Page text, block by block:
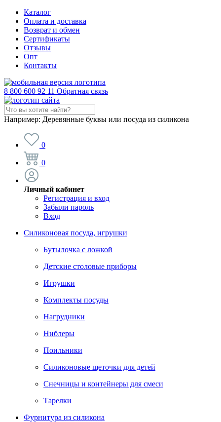
Каталог
Оплата и доставка
Возврат и обмен
Сертификаты
Отзывы
Опт
Контакты
8 800 600 92 11 Обратная связь
Например: Деревянные буквы или посуда из силикона
0
0
Личный кабинет
Регистрация и вход
Забыли пароль
Вход
Силиконовая посуда, игрушки
Бутылочка с ложкой
Детские столовые приборы
Игрушки
Комплекты посуды
Нагрудники
Ниблеры
Поильники
Силиконовые щеточки для детей
Снечницы и контейнеры для смеси
Тарелки
Фурнитура из силикона